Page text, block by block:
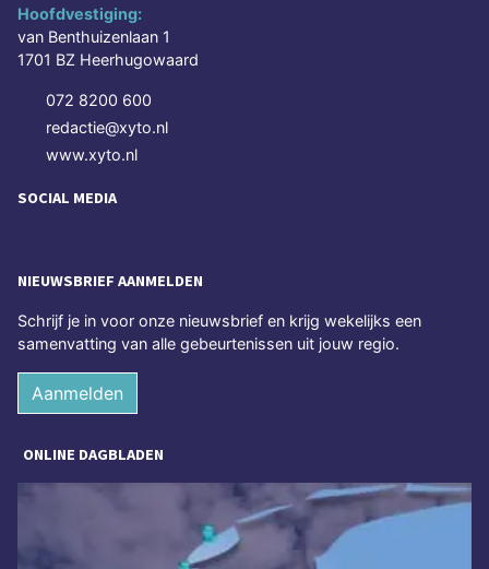
Hoofdvestiging:
van Benthuizenlaan 1
1701 BZ Heerhugowaard
072 8200 600
redactie@xyto.nl
www.xyto.nl
SOCIAL MEDIA
NIEUWSBRIEF AANMELDEN
Schrijf je in voor onze nieuwsbrief en krijg wekelijks een
samenvatting van alle gebeurtenissen uit jouw regio.
Aanmelden
ONLINE DAGBLADEN